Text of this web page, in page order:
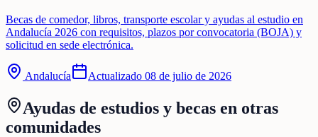
Becas de comedor, libros, transporte escolar y ayudas al estudio en
Andalucía 2026 con requisitos, plazos por convocatoria (BOJA) y
solicitud en sede electrónica.
Andalucía Actualizado 08 de julio de 2026
Ayudas de estudios y becas en otras
comunidades